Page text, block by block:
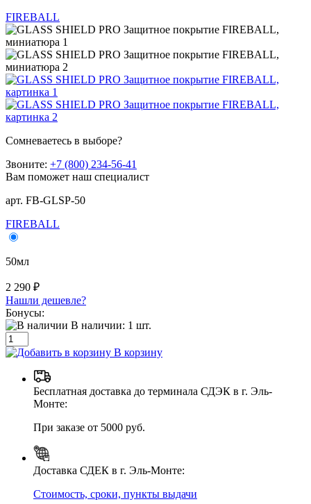
FIREBALL
Сомневаетесь в выборе?
Звоните: +7 (800) 234-56-41
Вам поможет наш специалист
арт. FB-GLSP-50
FIREBALL
50мл
2 290 ₽
Нашли дешевле?
Бонусы:
В наличии: 1 шт.
В корзину
Бесплатная доставка до терминала СДЭК в г. Эль-
Монте:
При заказе от 5000 руб.
Доставка СДЕК в г. Эль-Монте:
Стоимость, сроки, пункты выдачи